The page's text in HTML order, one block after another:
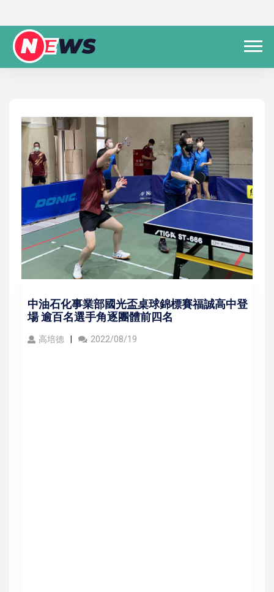
中油石化事業部國光盃桌球錦標賽福誠高中登
場 逾百名選手角逐團體前四名
高培德 2022/08/19